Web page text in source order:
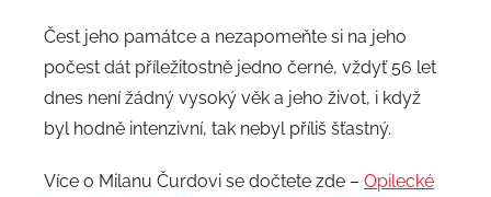
Čest jeho památce a nezapomeňte si na jeho
počest dát příležitostně jedno černé, vždyť 56 let
dnes není žádný vysoký věk a jeho život, i když
byl hodně intenzivní, tak nebyl příliš šťastný.
Více o Milanu Čurdovi se dočtete zde – Opilecké